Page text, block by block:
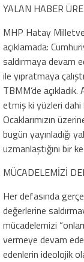
YALAN HABER
MHP Hatay
açıklamada:
saldırmaya devam
ile yıpratmaya
TBMM’de
etmiş ki yüzleri dahi
Ocaklarımızın
bugün yayınladığı
uzmanlaştığını bir
MÜCADELEMİZİ
Her defasında
değerlerine
mücadelemizi
vermeye devam
edenlerin ideolojik